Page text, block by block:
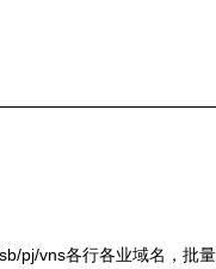
pj/vns各行各业域名，批